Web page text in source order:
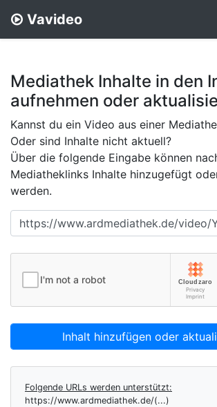
Vavideo
Mediathek Inhalte in den
aufnehmen oder
Kannst du ein Video aus einer
Oder sind Inhalte nicht aktuell?
Über die folgende Eingabe können
Mediatheklinks Inhalte hinzugefügt
werden.
Inhalt hinzufügen oder
Folgende URLs werden unterstützt:
https://www.ardmediathek.de/(...)